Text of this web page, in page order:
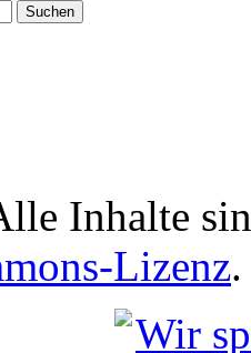
Inhalte
Lizenz.